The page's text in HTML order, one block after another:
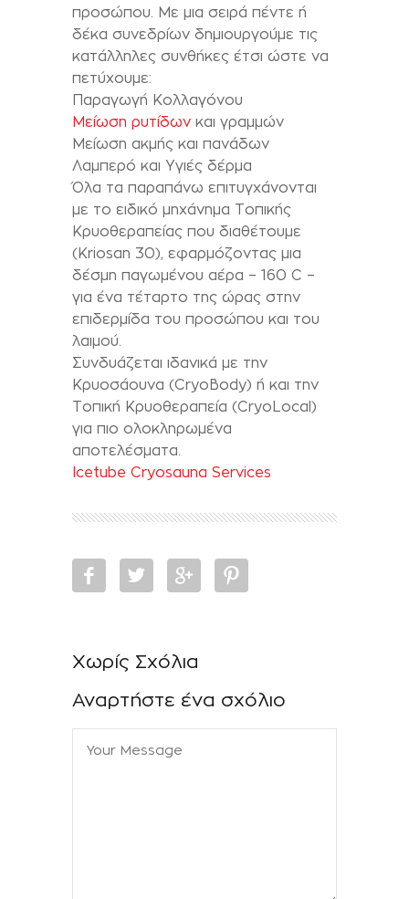
προσώπου. Με μια σειρά πέντε ή
δέκα συνεδρίων δημιουργούμε τις
κατάλληλες συνθήκες έτσι ώστε να
πετύχουμε:
Παραγωγή Κολλαγόνου
Μείωση ρυτίδων και γραμμών
Μείωση ακμής και πανάδων
Λαμπερό και Υγιές δέρμα
Όλα τα παραπάνω επιτυγχάνονται
με το ειδικό μηχάνημα Τοπικής
Κρυοθεραπείας που διαθέτουμε
(Kriosan 30), εφαρμόζοντας μια
δέσμη παγωμένου αέρα – 160 C –
για ένα τέταρτο της ώρας στην
επιδερμίδα του προσώπου και του
λαιμού.
Συνδυάζεται ιδανικά με την
Κρυοσάουνα (CryoBody) ή και την
Τοπική Κρυοθεραπεία (CryoLocal)
για πιο ολοκληρωμένα
αποτελέσματα.
Icetube Cryosauna Services
Χωρίς Σχόλια
Αναρτήστε ένα σχόλιο